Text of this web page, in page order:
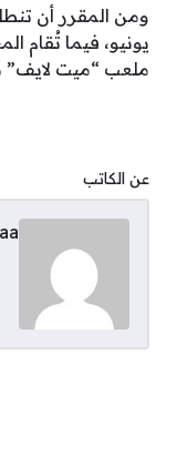
ملعب “ميت لايف”
عن الكاتب